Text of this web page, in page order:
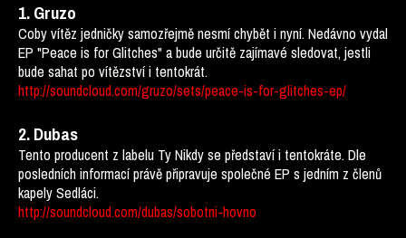
1. Gruzo
Coby vítěz jedničky samozřejmě nesmí chybět i nyní. Nedávno vydal
EP "Peace is for Glitches" a bude určitě zajímavé sledovat, jestli
bude sahat po vítězství i tentokrát.
http://soundcloud.com/gruzo/sets/peace-is-for-glitches-ep/
2. Dubas
Tento producent z labelu Ty Nikdy se představí i tentokráte. Dle
posledních informací právě připravuje společné EP s jedním z členů
kapely Sedláci.
http://soundcloud.com/dubas/sobotni-hovno